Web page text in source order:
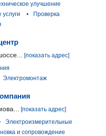
улучшение
•
Проверка
[показать адрес]
Электромонтаж
[показать адрес]
Электроизмерительные
и сопровождение